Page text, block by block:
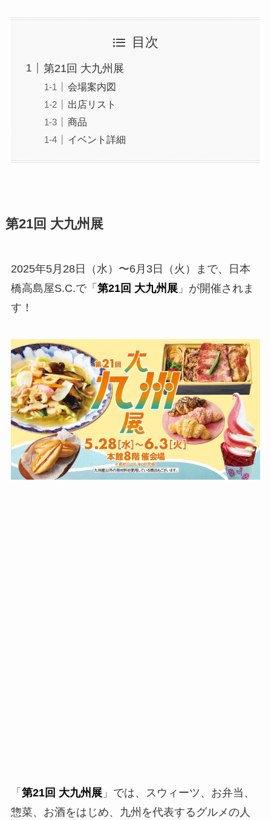
目次
第21回 大九州展
会場案内図
出店リスト
商品
イベント詳細
第21回 大九州展
2025年5月28日（水）〜6月3日（火）まで、日本
橋高島屋S.C.で「 第21回 大九州展」が開催されま
す！
「 第21回 大九州展」では、スウィーツ、お弁当、
惣菜、お酒をはじめ、九州を代表するグルメの人